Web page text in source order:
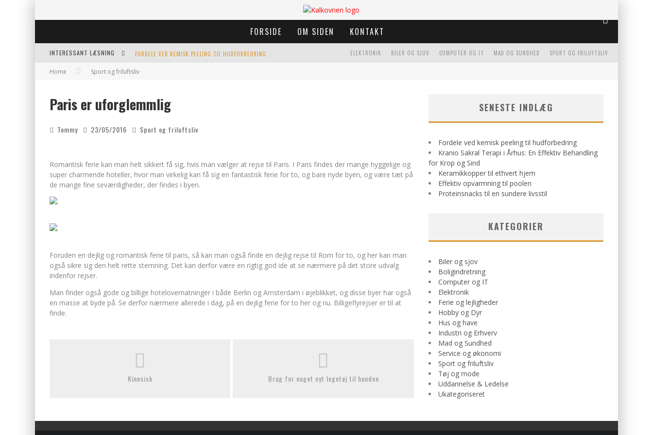
FORSIDE OM SIDEN KONTAKT
INTERESSANT LÆSNING FORDELE VED KEMISK PEELING TIL HUDFORBEDRING
EFFEKTIV OPVARMNING TIL POOLEN
SPORT OG FRILUFTSLIV
MAD OG SUNDHED
COMPUTER OG IT
BILER OG SJOV
ELEKTRONIK
Home Sport og friluftsliv
Paris er uforglemmlig
Tommy 23/05/2016 Sport og friluftsliv
Romantisk ferie kan man helt sikkert få sig, hvis man vælger at rejse til Paris. I Paris findes der mange hyggelige og
super charmende hoteller, hvor man virkelig kan få sig en fantastisk ferie for to, og bare nyde byen, og være tæt på
de mange fine seværdigheder, der findes i byen.
Foruden en dejlig og romantisk ferie til paris, så kan man også finde en dejlig rejse til Rom for to, og her kan man
også sikre sig den helt rette stemning. Det kan derfor være en rigtig god ide at se nærmere på det store udvalg
indenfor rejser.
Man finder også gode og billige hotelovernatninger i både Berlin og Amsterdam i øjeblikket, og disse byer har også
en masse at byde på. Se derfor nærmere allerede i dag, på en dejlig ferie for to her og nu. Billigeflyrejser er til at
finde.
Kinesisk Brug for noget nyt legetøj til hunden
SENESTE INDLÆG
Fordele ved kemisk peeling til hudforbedring
Kranio Sakral Terapi i Århus: En Effektiv Behandling
for Krop og Sind
Keramikkopper til ethvert hjem
Effektiv opvarmning til poolen
Proteinsnacks til en sundere livsstil
KATEGORIER
Biler og sjov
Boligindretning
Computer og IT
Elektronik
Ferie og lejligheder
Hobby og Dyr
Hus og have
Industri og Erhverv
Mad og Sundhed
Service og økonomi
Sport og friluftsliv
Tøj og mode
Uddannelse & Ledelse
Ukategoriseret